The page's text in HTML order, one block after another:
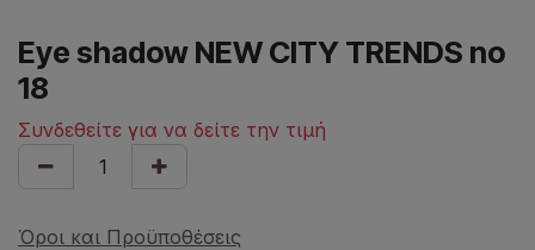
Eye shadow NEW CITY TRENDS no
18
Συνδεθείτε για να δείτε την τιμή
Όροι και Προϋποθέσεις